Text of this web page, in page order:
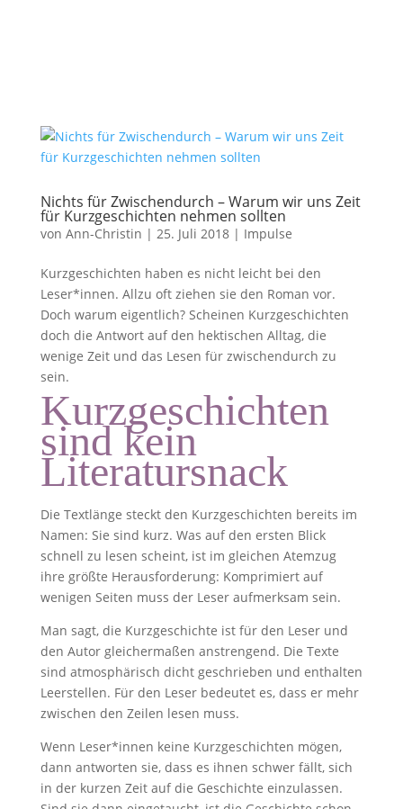
Nichts für Zwischendurch – Warum wir uns Zeit
für Kurzgeschichten nehmen sollten
von Ann-Christin | 25. Juli 2018| Impulse
Kurzgeschichten haben es nicht leicht bei den
Leser*innen. Allzu oft ziehen sie den Roman vor.
Doch warum eigentlich? Scheinen Kurzgeschichten
doch die Antwort auf den hektischen Alltag, die
wenige Zeit und das Lesen für zwischendurch zu
sein.
Kurzgeschichten
sind kein
Literatursnack
Die Textlänge steckt den Kurzgeschichten bereits im
Namen: Sie sind kurz. Was auf den ersten Blick
schnell zu lesen scheint, ist im gleichen Atemzug
ihre größte Herausforderung: Komprimiert auf
wenigen Seiten muss der Leser aufmerksam sein.
Man sagt, die Kurzgeschichte ist für den Leser und
den Autor gleichermaßen anstrengend. Die Texte
sind atmosphärisch dicht geschrieben und enthalten
Leerstellen. Für den Leser bedeutet es, dass er mehr
zwischen den Zeilen lesen muss.
Wenn Leser*innen keine Kurzgeschichten mögen,
dann antworten sie, dass es ihnen schwer fällt, sich
in der kurzen Zeit auf die Geschichte einzulassen.